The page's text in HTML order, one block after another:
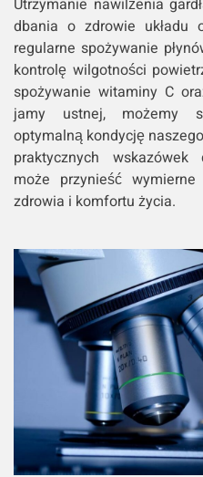
Utrzymanie nawilżenia
dbania o zdrowie układu
regularne spożywanie
kontrolę wilgotności
spożywanie witaminy C
jamy ustnej, możemy
optymalną kondycję
praktycznych
może przynieść
zdrowia i komfortu życia.